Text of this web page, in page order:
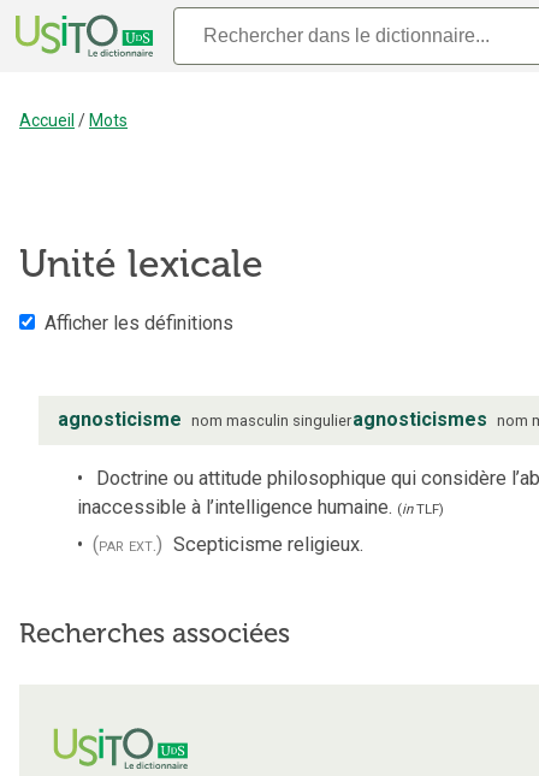
Accueil / Mots
Unité lexicale
Afficher les définitions
agnosticisme nom masculin singulieragnosticismes nom
Doctrine ou attitude philosophique qui considère
inaccessible à l’intelligence humaine. (inTLF)
(par ext.) Scepticisme religieux.
Recherches associées